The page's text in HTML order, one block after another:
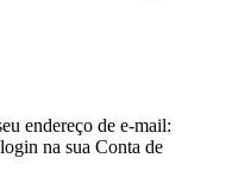
endereço de e-mail:
na sua Conta de